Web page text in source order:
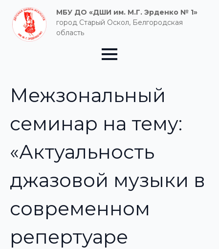
МБУ ДО «ДШИ им. М.Г. Эрденко № 1»
город Старый Оскол, Белгородская
область
Межзональный
семинар на тему:
«Актуальность
джазовой музыки в
современном
репертуаре